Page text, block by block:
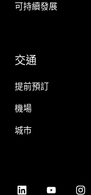
可持續發展
交通
提前預訂
機場
城市